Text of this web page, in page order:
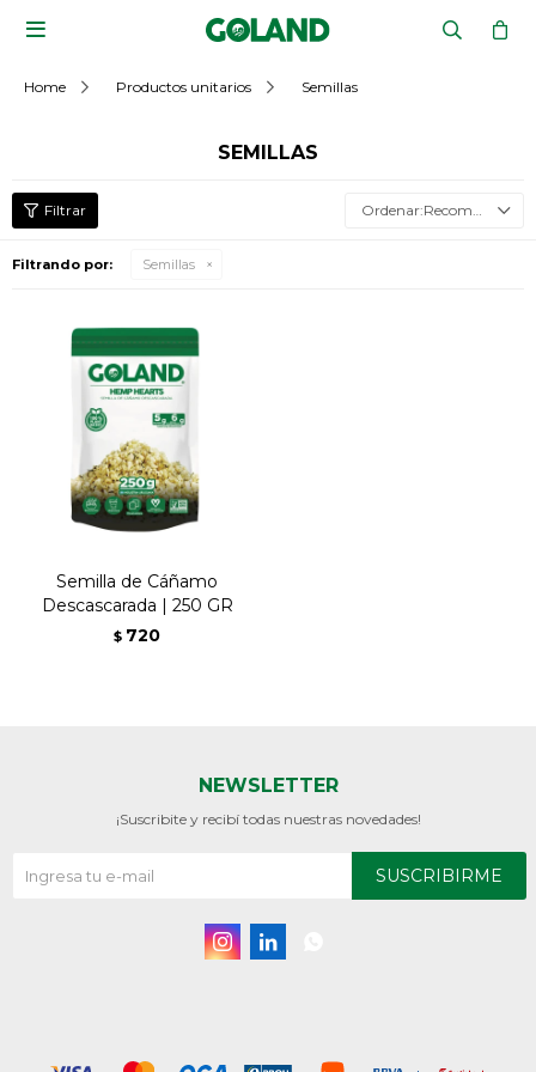

Home Productos unitarios Semillas
SEMILLAS
Recomendados
Filtrando por: Semillas
Semilla de Cáñamo
Descascarada | 250 GR
$ 720
NEWSLETTER
¡Suscribite y recibí todas nuestras novedades!
SUSCRIBIRME
 